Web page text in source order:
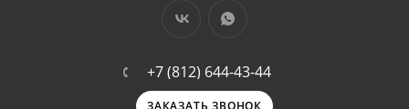
+7 (812) 644-43-44
ЗАКАЗАТЬ ЗВОНОК